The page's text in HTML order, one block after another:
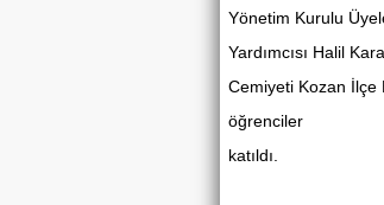
Yönetim Kurulu
Yardımcısı Halil
Cemiyeti Kozan İlçe
öğrenciler
katıldı.